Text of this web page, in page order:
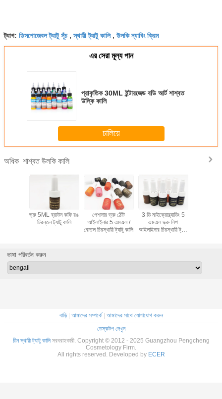
ট্যাগ: ডিসপোজেবল ট্যাটু সূঁচ,স্থায়ী ট্যাটু কালি, উলকি ন্যাবিং ক্রিম
এর সেরা মূল্য পান
প্রাকৃতিক 30ML ইন্টারজেড বডি আর্ট শাশ্বত
উল্কি কালি
চালিয়ে
অধিক শাশ্বত উলকি কালি
ভ্রু 5ML ব্রাউন কফি রঙ
চিরন্তন ট্যাটু কালি
পেশাদার ভ্রু ঠোঁট
আইলাইনার 5 এমএল /
বোতল চিরস্থায়ী ট্যাটু কালি
3 ডি মাইক্রোব্ল্যাডিং 5
এমএল ভ্রু লিপ
আইলাইনার চিরস্থায়ী ট্যাটু
ভাষা পরিবর্তন করুন
বাড়ি| আমাদের সম্পর্কে| আমাদের সাথে যোগাযোগ করুন
ডেস্কটপ দেখুন
চীন স্থায়ী ট্যাটু কালিসরবরাহকারী. Copyright © 2012 - 2025 Guangzhou Pengcheng
Cosmetology Firm.
All rights reserved. Developed by ECER